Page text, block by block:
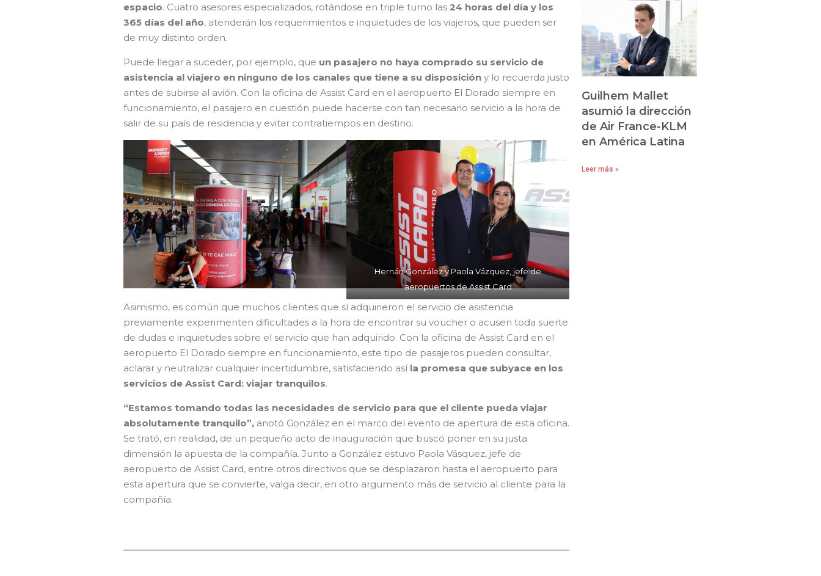
espacio. Cuatro asesores especializados, rotándose en triple turno las 24 horas del día y los
365 días del año, atenderán los requerimientos e inquietudes de los viajeros, que pueden ser
de muy distinto orden.
Puede llegar a suceder, por ejemplo, que un pasajero no haya comprado su servicio de
asistencia al viajero en ninguno de los canales que tiene a su disposición y lo recuerda justo
antes de subirse al avión. Con la oficina de Assist Card en el aeropuerto El Dorado siempre en
funcionamiento, el pasajero en cuestión puede hacerse con tan necesario servicio a la hora de
salir de su país de residencia y evitar contratiempos en destino.
Hernán González y Paola Vázquez, jefe de
aeropuertos de Assist Card
Asimismo, es común que muchos clientes que sí adquirieron el servicio de asistencia
previamente experimenten dificultades a la hora de encontrar su voucher o acusen toda suerte
de dudas e inquietudes sobre el servicio que han adquirido. Con la oficina de Assist Card en el
aeropuerto El Dorado siempre en funcionamiento, este tipo de pasajeros pueden consultar,
aclarar y neutralizar cualquier incertidumbre, satisfaciendo asíla promesa que subyace en los
servicios de Assist Card: viajar tranquilos.
“Estamos tomando todas las necesidades de servicio para que el cliente pueda viajar
absolutamente tranquilo”, anotó González en el marco del evento de apertura de esta oficina.
Se trató, en realidad, de un pequeño acto de inauguración que buscó poner en su justa
dimensión la apuesta de la compañía. Junto a González estuvo Paola Vásquez, jefe de
aeropuerto de Assist Card, entre otros directivos que se desplazaron hasta el aeropuerto para
esta apertura que se convierte, valga decir, en otro argumento más de servicio al cliente para la
compañía.
Guilhem Mallet
asumió la dirección
de Air France-KLM
en América Latina
Leer más »